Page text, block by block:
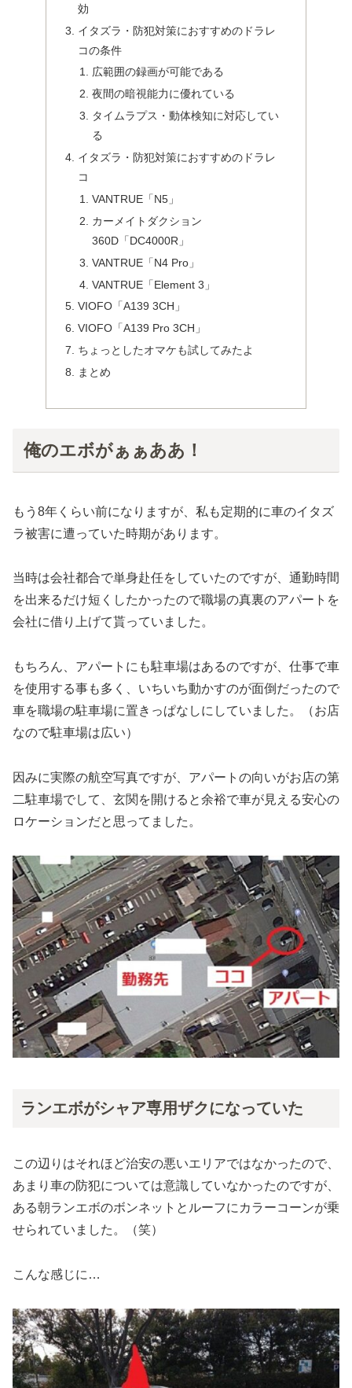
効
イタズラ・防犯対策におすすめのドラレ
コの条件
広範囲の録画が可能である
夜間の暗視能力に優れている
タイムラプス・動体検知に対応してい
る
イタズラ・防犯対策におすすめのドラレ
コ
VANTRUE「N5」
カーメイトダクション
360D「DC4000R」
VANTRUE「N4 Pro」
VANTRUE「Element 3」
VIOFO「A139 3CH」
VIOFO「A139 Pro 3CH」
ちょっとしたオマケも試してみたよ
まとめ
俺のエボがぁぁああ！
もう8年くらい前になりますが、私も定期的に車のイタズ
ラ被害に遭っていた時期があります。
当時は会社都合で単身赴任をしていたのですが、通勤時間
を出来るだけ短くしたかったので職場の真裏のアパートを
会社に借り上げて貰っていました。
もちろん、アパートにも駐車場はあるのですが、仕事で車
を使用する事も多く、いちいち動かすのが面倒だったので
車を職場の駐車場に置きっぱなしにしていました。（お店
なので駐車場は広い）
因みに実際の航空写真ですが、アパートの向いがお店の第
二駐車場でして、玄関を開けると余裕で車が見える安心の
ロケーションだと思ってました。
ランエボがシャア専用ザクになっていた
この辺りはそれほど治安の悪いエリアではなかったので、
あまり車の防犯については意識していなかったのですが、
ある朝ランエボのボンネットとルーフにカラーコーンが乗
せられていました。（笑）
こんな感じに…